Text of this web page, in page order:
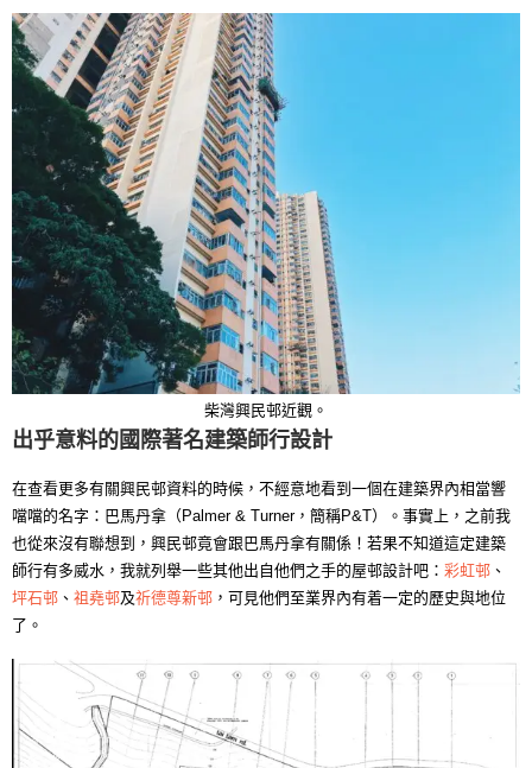
柴灣興民邨近觀。
出乎意料的國際著名建築師行設計
在查看更多有關興民邨資料的時候，不經意地看到一個在建築界內相當響
噹噹的名字：巴馬丹拿（Palmer & Turner，簡稱P&T）。事實上，之前我
也從來沒有聯想到，興民邨竟會跟巴馬丹拿有關係！若果不知道這定建築
師行有多威水，我就列舉一些其他出自他們之手的屋邨設計吧： 彩虹邨 、
坪石邨 、 祖堯邨及祈德尊新邨 ，可見他們至業界內有着一定的歷史與地位
了。